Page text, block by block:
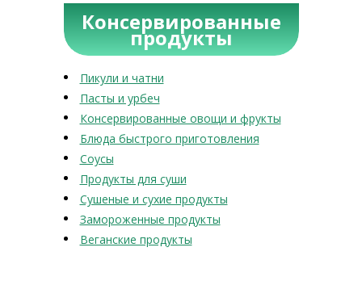
Консервированные
продукты
Пикули и чатни
Пасты и урбеч
Консервированные овощи и фрукты
Блюда быстрого приготовления
Соусы
Продукты для суши
Сушеные и сухие продукты
Замороженные продукты
Веганские продукты